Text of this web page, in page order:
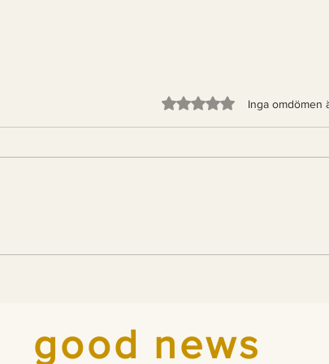
Italien är skog
år
Betygsatt till 0 av 5Inga omdömen
good news